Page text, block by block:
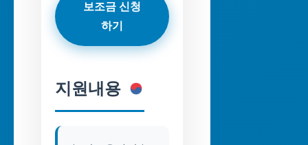
보조금 신청
하기
지원내용